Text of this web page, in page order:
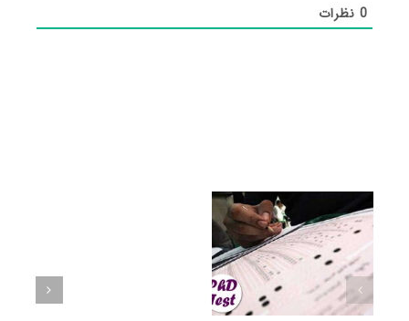
0نظرات